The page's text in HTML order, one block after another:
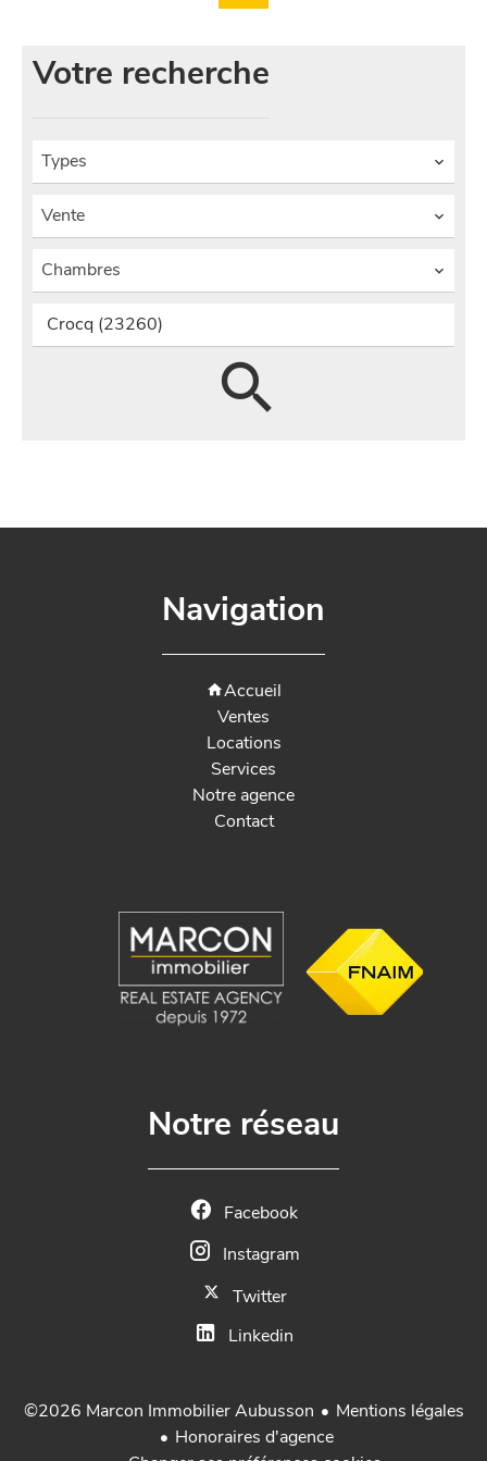
Votre recherche
Types
Vente
Chambres
Crocq (23260)
Navigation
Accueil
Ventes
Locations
Services
Notre agence
Contact
Notre réseau
Facebook
Instagram
Twitter
Linkedin
©2026 Marcon Immobilier Aubusson
Mentions légales
Honoraires d'agence